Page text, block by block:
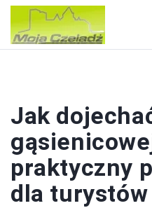
Jak
praktyczny
dla turystów